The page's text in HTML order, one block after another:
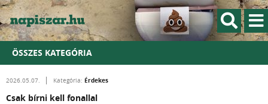
ÖSSZES KATEGÓRIA
2026.05.07. Kategória: Érdekes
Csak bírni kell fonallal